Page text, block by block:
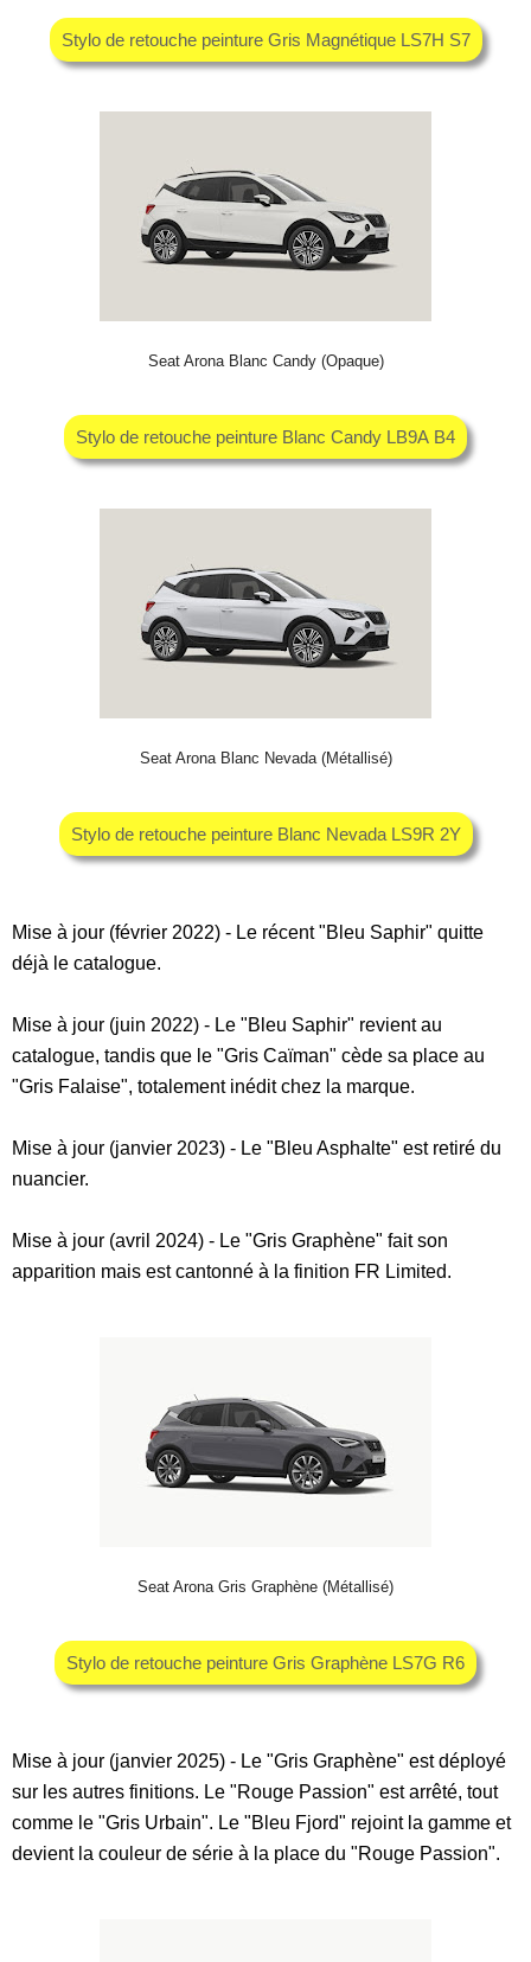
Stylo de retouche peinture Gris Magnétique LS7H S7
Seat Arona Blanc Candy (Opaque)
Stylo de retouche peinture Blanc Candy LB9A B4
Seat Arona Blanc Nevada (Métallisé)
Stylo de retouche peinture Blanc Nevada LS9R 2Y
Mise à jour (février 2022) - Le récent "Bleu Saphir" quitte
déjà le catalogue.
Mise à jour (juin 2022) - Le "Bleu Saphir" revient au
catalogue, tandis que le "Gris Caïman" cède sa place au
"Gris Falaise", totalement inédit chez la marque.
Mise à jour (janvier 2023) - Le "Bleu Asphalte" est retiré du
nuancier.
Mise à jour (avril 2024) - Le "Gris Graphène" fait son
apparition mais est cantonné à la finition FR Limited.
Seat Arona Gris Graphène (Métallisé)
Stylo de retouche peinture Gris Graphène LS7G R6
Mise à jour (janvier 2025) - Le "Gris Graphène" est déployé
sur les autres finitions. Le "Rouge Passion" est arrêté, tout
comme le "Gris Urbain". Le "Bleu Fjord" rejoint la gamme et
devient la couleur de série à la place du "Rouge Passion".